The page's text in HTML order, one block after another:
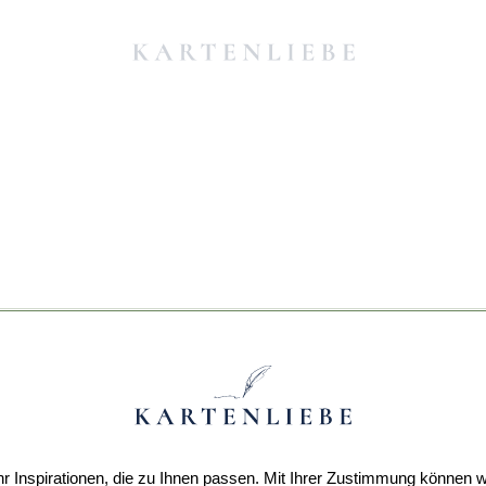
Inspirationen, die zu Ihnen passen. Mit Ihrer Zustimmung können